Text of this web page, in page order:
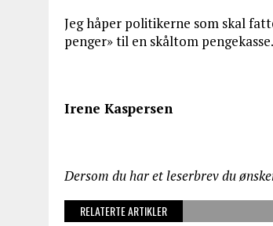
Jeg håper politikerne som skal
penger» til en skåltom pengekasse.
Irene Kaspersen
Dersom du har et leserbrev du
RELATERTE ARTIKLER